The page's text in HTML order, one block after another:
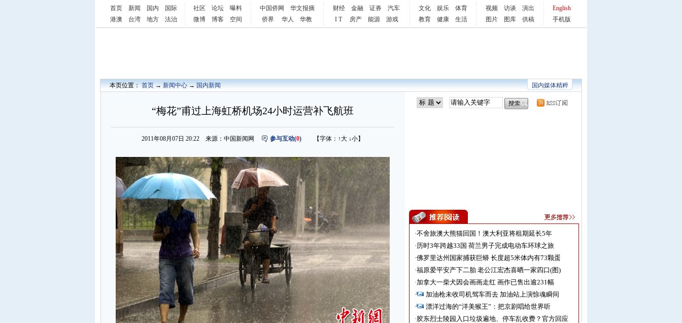
首页 新闻 国内
国际
港澳
台湾 地方 法治
社区 论坛
曝料
微博
博客 空间
中国侨网
华文报摘
侨界
华人 华教
财经 金融 证券
汽车
I T
房产 能源 游戏
文化 娱乐
体育
教育
健康 生活
视频 访谈
演出
图片
图库 供稿
English
手机版
本页位置：首页→新闻中心→国内新闻 国内媒体精粹
“梅花”甫过上海虹桥机场24小时运营补飞航班
2011年08月07日 20:22 来源：中国新闻网 参与互动(0) 【字体： ↑大 ↓小】
·不舍旅澳大熊猫回国！澳大利亚将租期延长5年
·历时3年跨越33国 荷兰男子完成电动车环球之旅
·佛罗里达州国家捕获巨蟒 长度超5米体内有73颗蛋
·福原爱平安产下二胎 老公江宏杰喜晒一家四口(图)
·加拿大一柴犬因会画画走红 画作已售出逾231幅
·
加油枪未收司机驾车而去 加油站上演惊魂瞬间
·
漂洋过海的“洋美猴王”：把京剧唱给世界听
·胶东烈士陵园入口垃圾遍地、停车乱收费？官方回应